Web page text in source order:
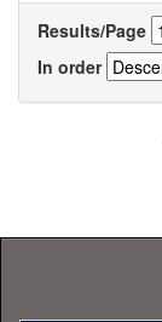
Results/Page
In order